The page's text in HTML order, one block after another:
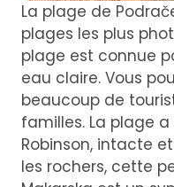
La plage de
plages les plus
plage est connue
eau claire. Vous
beaucoup de
familles. La plage
Robinson, intacte
les rochers, cette